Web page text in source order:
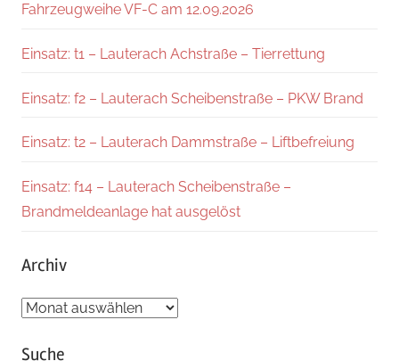
Fahrzeugweihe VF-C am 12.09.2026
Einsatz: t1 – Lauterach Achstraße – Tierrettung
Einsatz: f2 – Lauterach Scheibenstraße – PKW Brand
Einsatz: t2 – Lauterach Dammstraße – Liftbefreiung
Einsatz: f14 – Lauterach Scheibenstraße –
Brandmeldeanlage hat ausgelöst
Archiv
Archiv
Suche